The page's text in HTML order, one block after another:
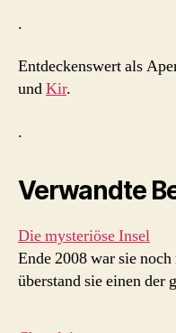
.
Entdeckenswert als
undKir.
.
Verwandte
Die mysteriöse Insel
Ende 2008 war sie
überstand sie einen